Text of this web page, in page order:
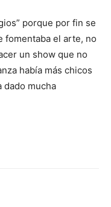
porque por fin se
fomentaba el arte, no
un show que no
había más chicos
dado mucha